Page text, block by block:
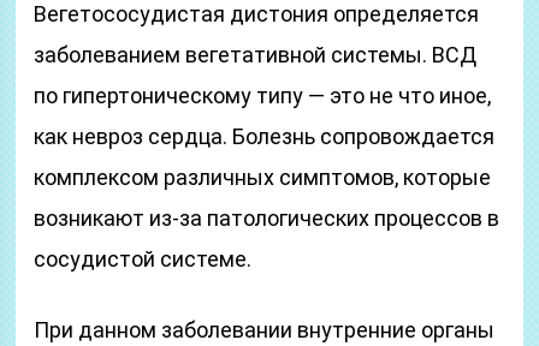
Вегетососудистая дистония определяется
заболеванием вегетативной системы. ВСД
по гипертоническому типу — это не что иное,
как невроз сердца. Болезнь сопровождается
комплексом различных симптомов, которые
возникают из-за патологических процессов в
сосудистой системе.
При данном заболевании внутренние органы